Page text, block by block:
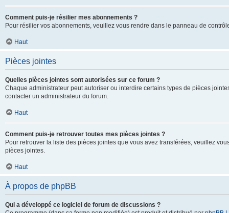
Comment puis-je résilier mes abonnements ?
Pour résilier vos abonnements, veuillez vous rendre dans le panneau de
Haut
Pièces jointes
Quelles pièces jointes sont autorisées sur ce forum ?
Chaque administrateur peut autoriser ou interdire certains types de pièces
contacter un administrateur du forum.
Haut
Comment puis-je retrouver toutes mes pièces jointes ?
Pour retrouver la liste des pièces jointes que vous avez transférées, veuillez
pièces jointes.
Haut
À propos de phpBB
Qui a développé ce logiciel de forum de discussions ?